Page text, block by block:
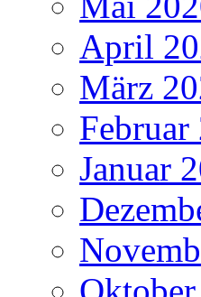
April
März
Februar
Januar